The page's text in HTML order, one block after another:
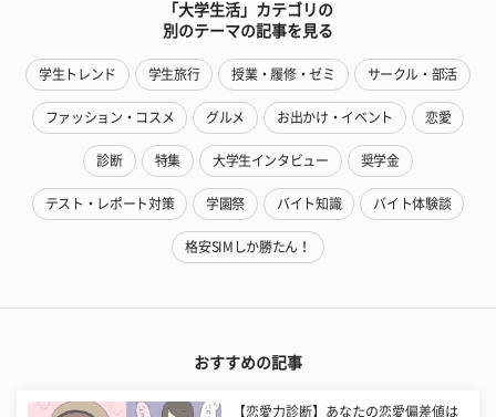
「大学生活」カテゴリの
別のテーマの記事を見る
学生トレンド 学生旅行 授業・履修・ゼミ サークル・部活
ファッション・コスメ グルメ お出かけ・イベント 恋愛
診断 特集 大学生インタビュー 奨学金
テスト・レポート対策 学園祭 バイト知識 バイト体験談
格安SIMしか勝たん！
おすすめの記事
【恋愛力診断】あなたの恋愛偏差値は